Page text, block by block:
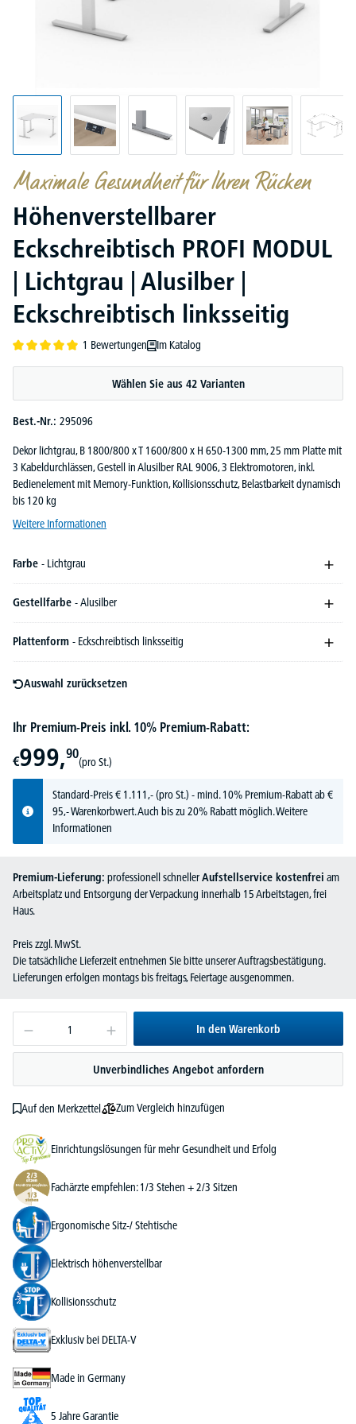
Maximale Gesundheit für Ihren Rücken
Höhenverstellbarer
Eckschreibtisch PROFI MODUL
| Lichtgrau | Alusilber |
Eckschreibtisch linksseitig
1 Bewertungen Im Katalog
Wählen Sie aus 42 Varianten
Best.-Nr.: 295096
Dekor lichtgrau, B 1800/800 x T 1600/800 x H 650-1300 mm, 25 mm Platte mit
3 Kabeldurchlässen, Gestell in Alusilber RAL 9006, 3 Elektromotoren, inkl.
Bedienelement mit Memory-Funktion, Kollisionsschutz, Belastbarkeit dynamisch
bis 120 kg
Weitere Informationen
Farbe - Lichtgrau
Gestellfarbe - Alusilber
Plattenform - Eckschreibtisch linksseitig
Auswahl zurücksetzen
Ihr Premium-Preis inkl. 10% Premium-Rabatt:
€999,90
(pro St.)
Standard-Preis€ 1.111,-(pro St.) - mind. 10% Premium-Rabatt ab €
95,- Warenkorbwert. Auch bis zu 20% Rabatt möglich.Weitere
Informationen
Premium-Lieferung: professionell schnellerAufstellservice kostenfrei am
Arbeitsplatz und Entsorgung der Verpackung innerhalb 15 Arbeitstagen, frei
Haus.
Preis zzgl. MwSt.
Die tatsächliche Lieferzeit entnehmen Sie bitte unserer Auftragsbestätigung.
Lieferungen erfolgen montags bis freitags, Feiertage ausgenommen.
In den Warenkorb
Unverbindliches Angebot anfordern
Auf den Merkzettel Zum Vergleich hinzufügen
Einrichtungslösungen für mehr Gesundheit und Erfolg
Fachärzte empfehlen: 1/3 Stehen + 2/3 Sitzen
Ergonomische Sitz-/ Stehtische
Elektrisch höhenverstellbar
Kollisionsschutz
Exklusiv bei DELTA-V
Made in Germany
5 Jahre Garantie